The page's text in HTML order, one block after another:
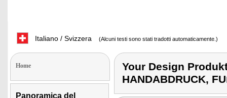
Italiano / Svizzera (Alcuni testi sono stati tradotti automaticamente.)
Home
Panoramica del
Your Design
HANDABDRUCK,